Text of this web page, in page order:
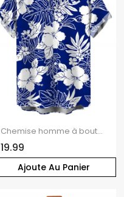
Ajoute Au Panier
Chemise homme à boutons, motif floral hibiscus tropical et feuilles de monstera, idéale pour les vacances à Hawaï
19.99